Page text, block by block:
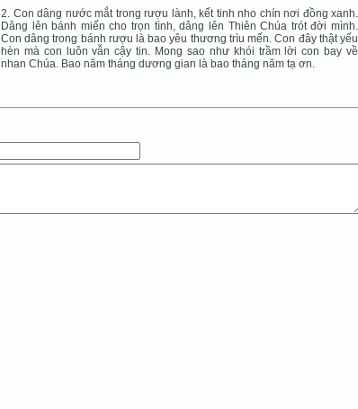
2. Con dâng nước mắt trong rượu lành, kết tinh nho chín nơi đồng xanh.
Dâng lên bánh miến cho trọn tình, dâng lên Thiên Chúa trót đời mình.
Con dâng trong bánh rượu là bao yêu thương trìu mến. Con đây thật yếu
hèn mà con luôn vẫn cậy tin. Mong sao như khói trầm lời con bay về
nhan Chúa. Bao năm tháng dương gian là bao tháng năm tạ ơn.